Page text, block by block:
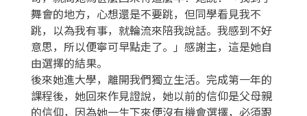
舞會的地方，心想還是不要跳，但同學看見我不
跳，以為我有事，就輪流來陪我說話。我感到不好
意思，所以便寧可早點走了。」感謝主，這是她自
由選擇的結果。
後來她進大學，離開我們獨立生活。完成第一年的
課程後，她回來作見證說，她以前的信仰是父母親
的信仰，因為她一生下來便沒有機會選擇，必須跟